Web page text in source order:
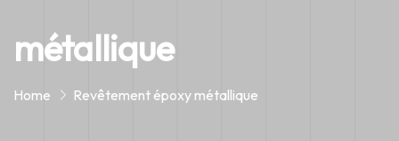
métallique
Home Revêtement époxy métallique